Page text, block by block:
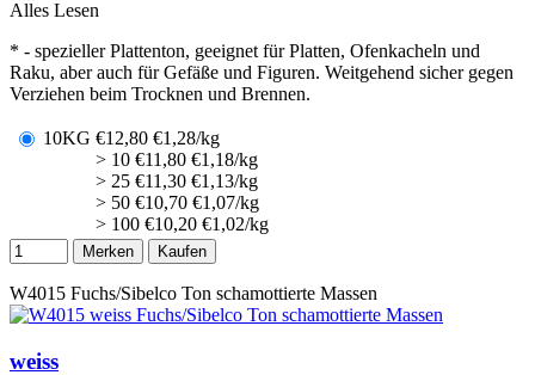
Alles Lesen
* - spezieller Plattenton, geeignet für Platten, Ofenkacheln und
Raku, aber auch für Gefäße und Figuren. Weitgehend sicher gegen
Verziehen beim Trocknen und Brennen.
10KG €12,80 €1,28/kg
> 10 €11,80 €1,18/kg
> 25 €11,30 €1,13/kg
> 50 €10,70 €1,07/kg
> 100 €10,20 €1,02/kg
Merken Kaufen
W4015 Fuchs/Sibelco Ton schamottierte Massen
weiss